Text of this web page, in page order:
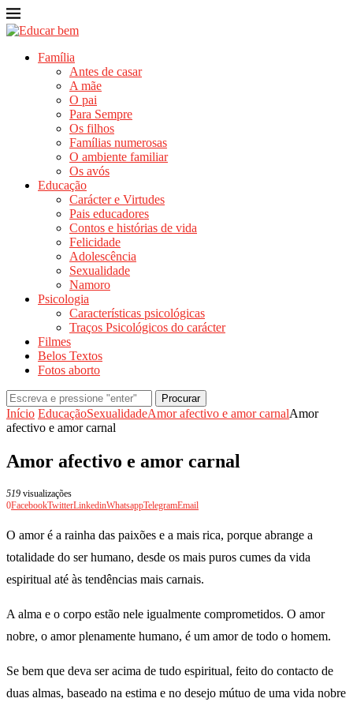
Família
Antes de casar
A mãe
O pai
Para Sempre
Os filhos
Famílias numerosas
O ambiente familiar
Os avós
Educação
Carácter e Virtudes
Pais educadores
Contos e histórias de vida
Felicidade
Adolescência
Sexualidade
Namoro
Psicologia
Características psicológicas
Traços Psicológicos do carácter
Filmes
Belos Textos
Fotos aborto
Procurar
Início EducaçãoSexualidadeAmor afectivo e amor carnalAmor
afectivo e amor carnal
Amor afectivo e amor carnal
519 visualizações
0FacebookTwitterLinkedinWhatsappTelegramEmail
O amor é a rainha das paixões e a mais rica, porque abrange a
totalidade do ser humano, desde os mais puros cumes da vida
espiritual até às tendências mais carnais.
A alma e o corpo estão nele igualmente comprometidos. O amor
nobre, o amor plenamente humano, é um amor de todo o homem.
Se bem que deva ser acima de tudo espiritual, feito do contacto de
duas almas, baseado na estima e no desejo mútuo de uma vida nobre